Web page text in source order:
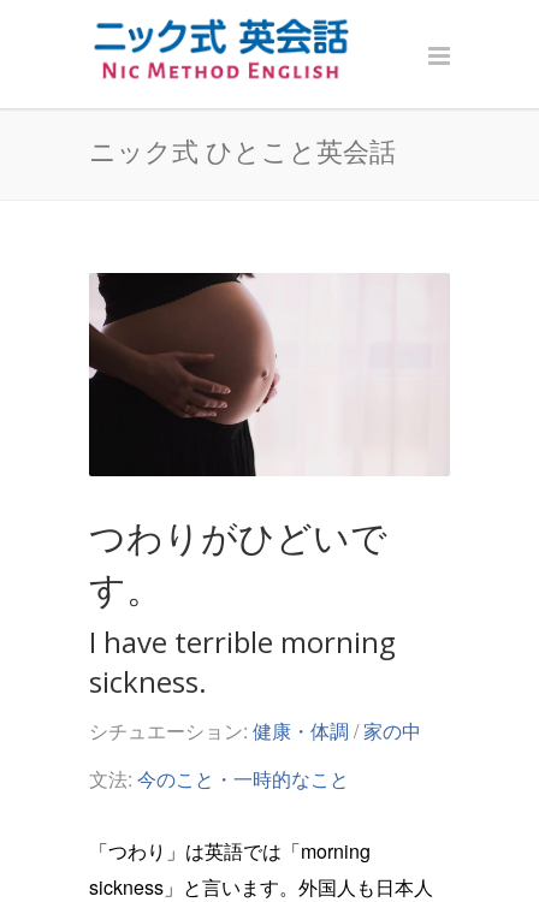
ニック式 ひとこと英会話
つわりがひどいで
す。
I have terrible morning
sickness.
シチュエーション: 健康・体調 /家の中
文法: 今のこと・一時的なこと
「つわり」は英語では「morning
sickness」と言います。外国人も日本人